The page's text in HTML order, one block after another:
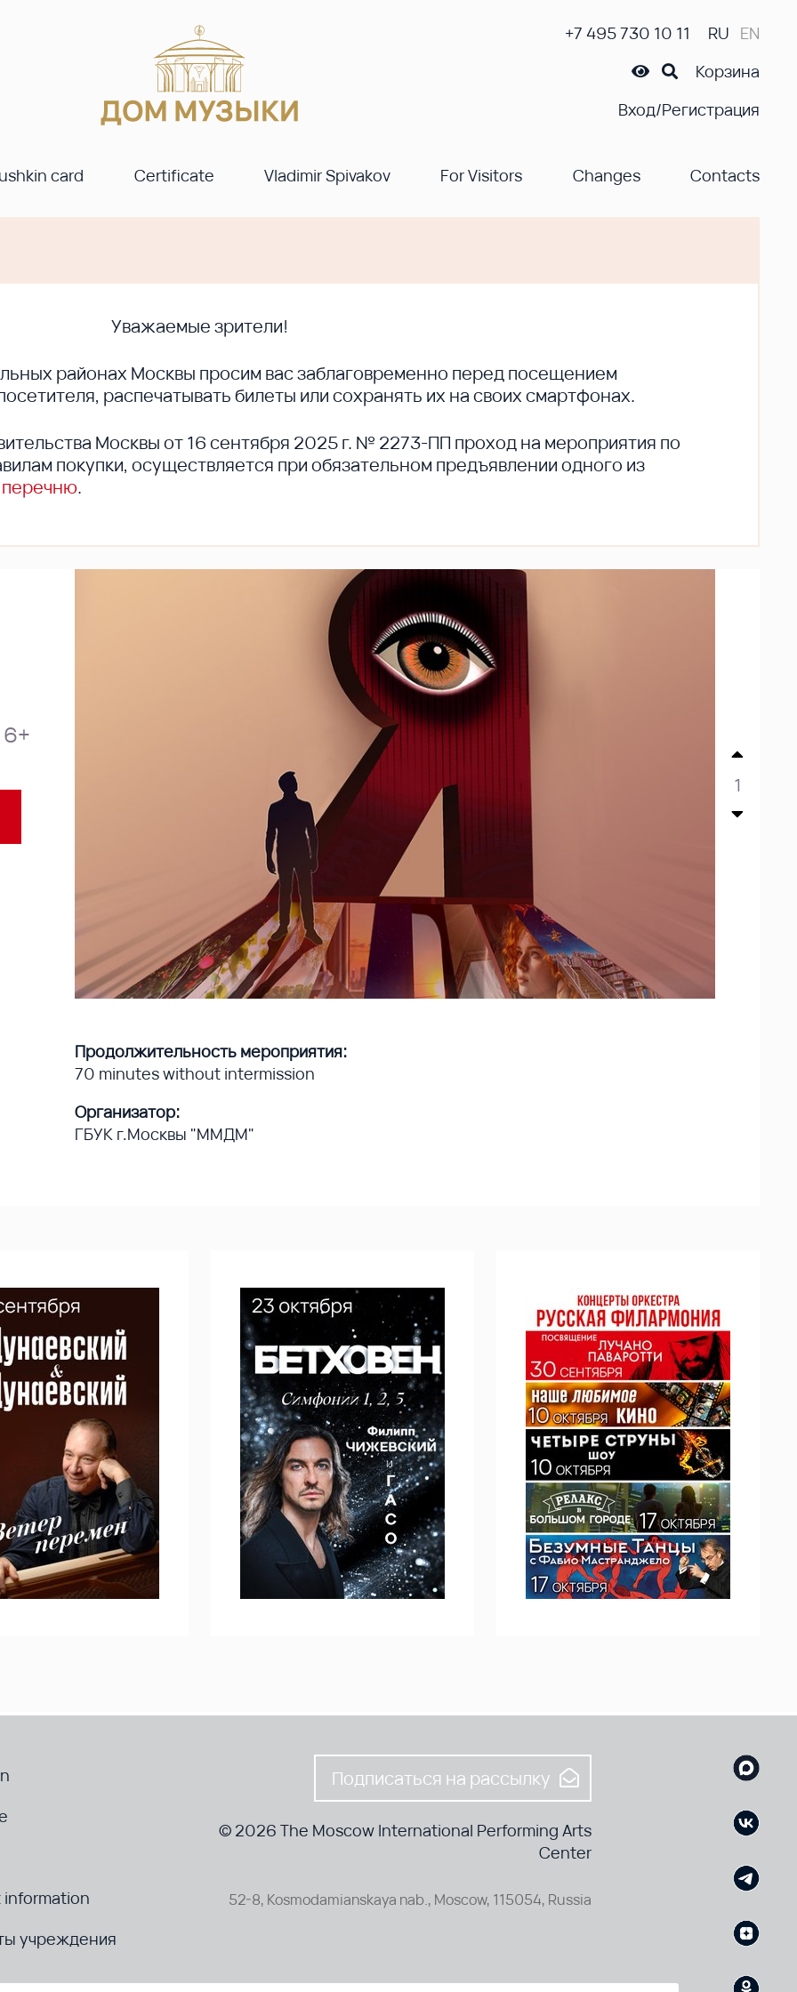
+7 495 730 10 11 RU EN
Корзина
Вход/Регистрация
card Certificate Vladimir Spivakov For Visitors Changes Contacts
Уважаемые зрители!
районах Москвы просим вас заблаговременно перед посещением
распечатывать билеты или сохранять их на своих смартфонах.
Москвы от 16 сентября 2025 г. № 2273-ПП проход на мероприятия по
покупки, осуществляется при обязательном предъявлении одного из
.
6+
1
Продолжительность мероприятия:
70 minutes without intermission
Организатор:
ГБУК г.Москвы "ММДМ"
учреждения
Подписаться на рассылку
© 2026 The Moscow International Performing Arts
Center
52-8, Kosmodamianskaya nab., Moscow, 115054, Russia